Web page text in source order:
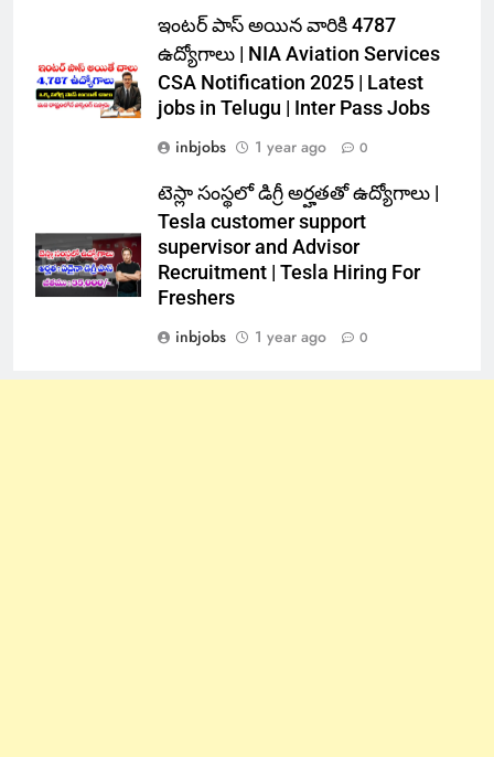
ఇంటర్ పాస్ అయిన వారికి 4787
ఉద్యోగాలు | NIA Aviation Services
CSA Notification 2025 | Latest
jobs in Telugu | Inter Pass Jobs
inbjobs
1 year ago 0
టెస్లా సంస్థలో డిగ్రీ అర్హతతో ఉద్యోగాలు |
Tesla customer support
supervisor and Advisor
Recruitment | Tesla Hiring For
Freshers
inbjobs
1 year ago 0